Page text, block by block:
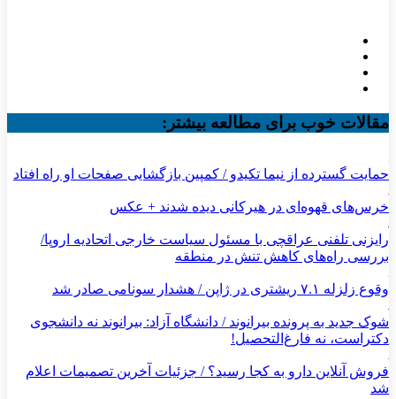
مقالات خوب برای مطالعه بیشتر:
حمایت گسترده از نیما تکیدو / کمپین بازگشایی صفحات او راه افتاد
خرس‌های قهوه‌ای در هیرکانی دیده شدند + عکس
رایزنی تلفنی عراقچی با مسئول سیاست خارجی اتحادیه اروپا/
بررسی راه‌های کاهش تنش در منطقه
وقوع زلزله ۷.۱ ریشتری در ژاپن / هشدار سونامی صادر شد
شوک جدید به پرونده بیرانوند / دانشگاه آزاد: بیرانوند نه دانشجوی
دکتراست، نه فارغ‌التحصیل!
فروش آنلاین دارو به کجا رسید؟ / جزئیات آخرین تصمیمات اعلام
شد